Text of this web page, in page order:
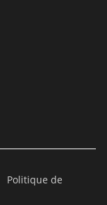
Politique de